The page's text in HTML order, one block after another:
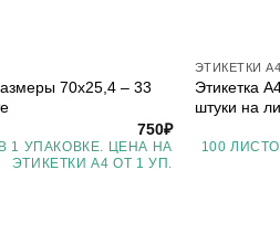
70х25,4 – 33
750₽
1 УПАКОВКЕ. ЦЕНА НА
ЭТИКЕТКИ А4 ОТ 1 УП.
ЭТИКЕТКИ А4
Этикетка
штуки на
100